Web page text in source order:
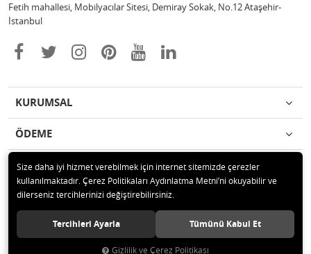
Fetih mahallesi, Mobilyacılar Sitesi, Demiray Sokak, No.12 Ataşehir-
İstanbul
KURUMSAL
ÖDEME
İLETİŞİM
© 2020 Leylek Mağazacılık Hizmetleri Ltd. Şti. Tüm hakları saklıdır.
Size daha iyi hizmet verebilmek için internet sitemizde çerezler
kullanılmaktadır. Çerez Politikaları Aydınlatma Metni’ni okuyabilir ve
dilerseniz tercihlerinizi değiştirebilirsiniz.
Tercihleri Ayarla Tümünü Kabul Et
Gizlilik ve Çerez Politikası